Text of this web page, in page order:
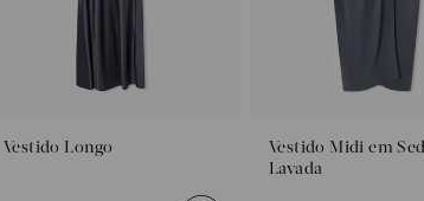
Vestido Longo
Vestido Midi em
Lavada